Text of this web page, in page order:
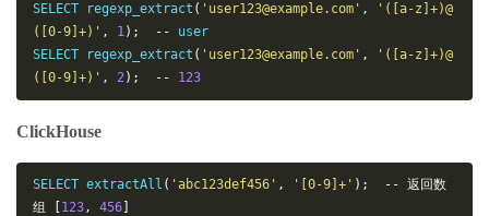
SELECT regexp_extract ( 'user123@example.com' ,
'([a-z]+)@
([0-9]+)' , 1); -- user
SELECT regexp_extract ( 'user123@example.com' ,
'([a-z]+)@
([0-9]+)' , 2); -- 123
ClickHouse
SELECT extractAll ( 'abc123def456' , '[0-9]+' ); -- 返回数
组
123, 456